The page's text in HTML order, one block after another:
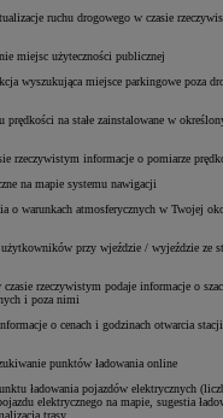
ruchu drogowego w czasie
miejsc użyteczności publicznej
wyszukująca miejsce parkingowe poza
prędkości na stałe zainstalowane w
rzeczywistym informacje o
na mapie systemu nawigacji
o warunkach atmosferycznych w Twojej
użytkowników przy wjeździe / wyjeździe
rzeczywistym podaje informacje o
i poza nimi
informacje o cenach i godzinach
punktów ładowania online
ładowania pojazdów elektrycznych
elektrycznego na mapie, sugestia
optymalizacja trasy